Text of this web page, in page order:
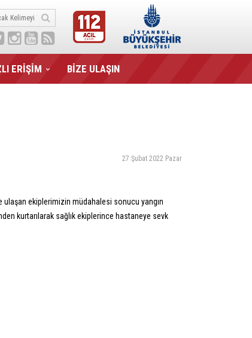
ERİŞİM BİZE ULAŞIN
27 Şubat 2022 Pazar
ulaşan ekiplerimizin müdahalesi sonucu yangın
kurtarılarak sağlık ekiplerince hastaneye sevk